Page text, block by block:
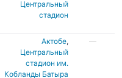
Центральный
стадион
Актобе,
Центральный
стадион им.
Кобланды Батыра
—